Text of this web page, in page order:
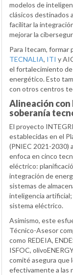
modelos de
clásicos destinados
facilitar la
mejorar la
Para Itecam, formar
TECNALIA, ITI y
el fortalecimiento
energético. Esto
con otros centros
Alineación
soberanía
El proyecto
establecidas en el
(PNIEC 2021-2030)
enfoca en cinco
eléctrico:
integración de
sistemas de
inteligencia artificial;
sistema eléctrico.
Asimismo, este
Técnico-Asesor
como REDEIA,
ISFOC,
comité asegura que
efectivamente a las